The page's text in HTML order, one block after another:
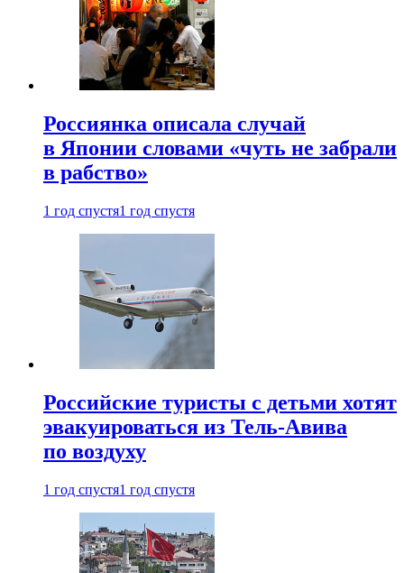
Россиянка описала случай
в Японии словами «чуть не забрали
в рабство»
1 год спустя1 год спустя
Российские туристы с детьми хотят
эвакуироваться из Тель-Авива
по воздуху
1 год спустя1 год спустя